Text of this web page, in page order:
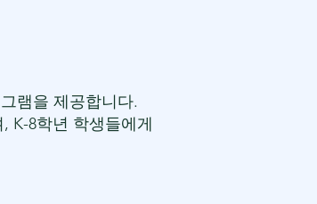
램을 제공합니다.
K-8학년 학생들에게